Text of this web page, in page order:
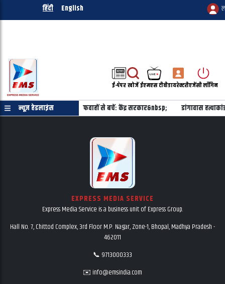
हिंदी English
ई-पेपरखोजेंईएमएस टीवीडायरेक्टरीएजेंसी लॉगिन
न्यूज़ हेडलाइंस
मिलाने का कोई प्रस्ताव नहीं, अफवाहों से बचें: केंद्र सरकार&nbsp; डांगावास
EXPRESS MEDIA SERVICE
Express Media Service is a business unit of Express Group.
Hall No. 7, Chittod Complex, 3rd Floor M.P. Nagar, Zone-1, Bhopal, Madhya Pradesh -
462011
📞 9713000333
✉️ info@emsindia.com